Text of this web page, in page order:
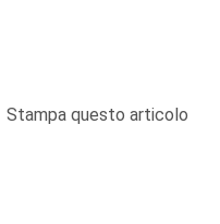
Stampa questo articolo